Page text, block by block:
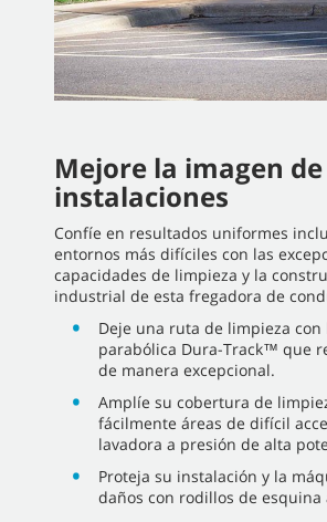
Mejore la imagen de
instalaciones
Confíe en resultados uniformes
entornos más difíciles con las
capacidades de limpieza y la
industrial de esta fregadora de
Deje una ruta de limpieza con
parabólica Dura-Track™ que
de manera excepcional.
Amplíe su cobertura de
fácilmente áreas de difícil
lavadora a presión de alta
Proteja su instalación y la
daños con rodillos de esquina